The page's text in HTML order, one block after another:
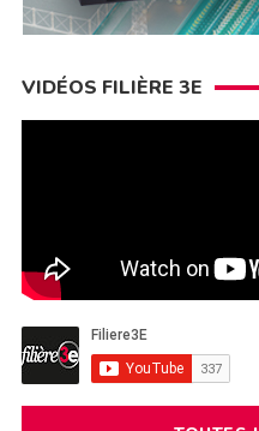
VIDÉOS FILIÈRE 3E